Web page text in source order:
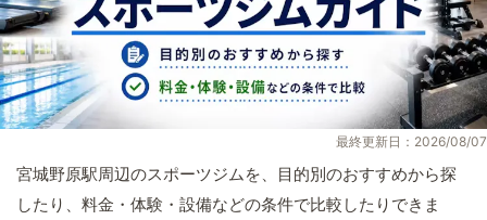
最終更新日：2026/08/07
宮城野原駅周辺のスポーツジムを、目的別のおすすめから探
したり、料金・体験・設備などの条件で比較したりできま